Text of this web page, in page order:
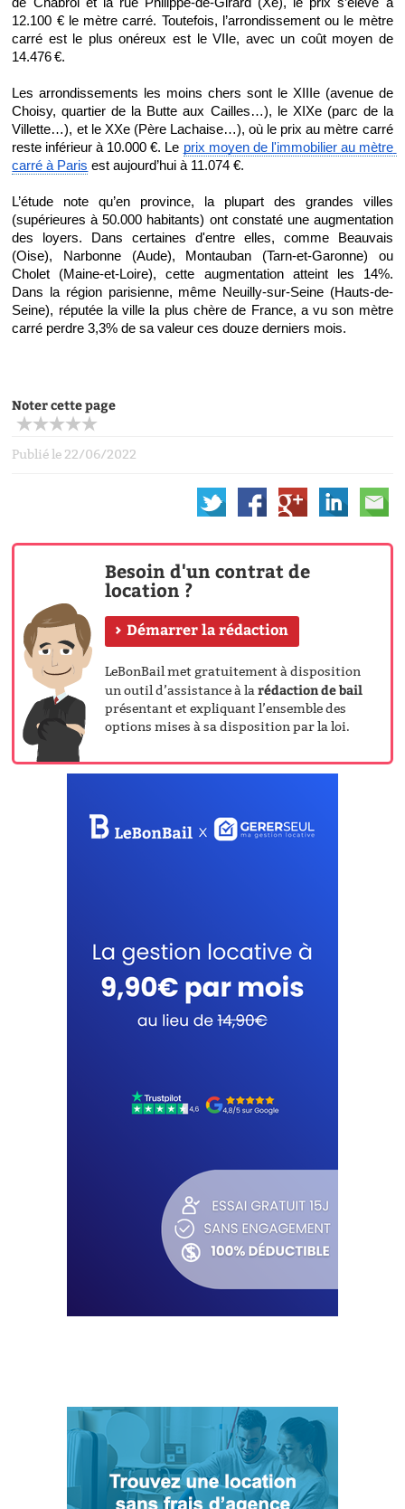
12.100 € le mètre carré. Toutefois, l’arrondissement ou le mètre
carré est le plus onéreux est le VIIe, avec un coût moyen de
14.476 €.
Les arrondissements les moins chers sont le XIIIe (avenue de
Choisy, quartier de la Butte aux Cailles…), le XIXe (parc de la
Villette…), et le XXe (Père Lachaise…), où le prix au mètre carré
reste inférieur à 10.000 €. Le prix moyen de l'immobilier au mètre
carré à Paris est aujourd’hui à 11.074 €.
L’étude note qu’en province, la plupart des grandes villes
(supérieures à 50.000 habitants) ont constaté une augmentation
des loyers. Dans certaines d'entre elles, comme Beauvais
(Oise), Narbonne (Aude), Montauban (Tarn-et-Garonne) ou
Cholet (Maine-et-Loire), cette augmentation atteint les 14%.
Dans la région parisienne, même Neuilly-sur-Seine (Hauts-de-
Seine), réputée la ville la plus chère de France, a vu son mètre
carré perdre 3,3% de sa valeur ces douze derniers mois.
Noter cette page
Publié le 22/06/2022
Besoin d'un contrat de
location ?
Démarrer la rédaction
LeBonBail met gratuitement à disposition
un outil d’assistance à larédaction de bail
présentant et expliquant l’ensemble des
options mises à sa disposition par la loi.